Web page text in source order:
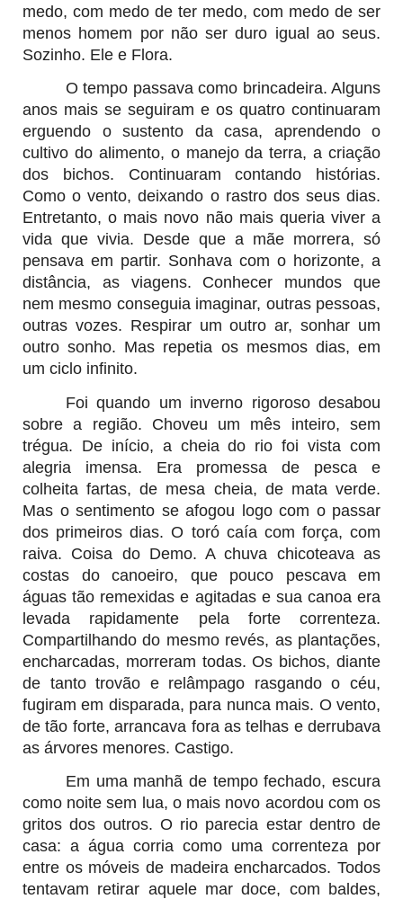
medo, com medo de ter medo, com medo de ser
menos homem por não ser duro igual ao seus.
Sozinho. Ele e Flora.
O tempo passava como brincadeira. Alguns
anos mais se seguiram e os quatro continuaram
erguendo o sustento da casa, aprendendo o
cultivo do alimento, o manejo da terra, a criação
dos bichos. Continuaram contando histórias.
Como o vento, deixando o rastro dos seus dias.
Entretanto, o mais novo não mais queria viver a
vida que vivia. Desde que a mãe morrera, só
pensava em partir. Sonhava com o horizonte, a
distância, as viagens. Conhecer mundos que
nem mesmo conseguia imaginar, outras pessoas,
outras vozes. Respirar um outro ar, sonhar um
outro sonho. Mas repetia os mesmos dias, em
um ciclo infinito.
Foi quando um inverno rigoroso desabou
sobre a região. Choveu um mês inteiro, sem
trégua. De início, a cheia do rio foi vista com
alegria imensa. Era promessa de pesca e
colheita fartas, de mesa cheia, de mata verde.
Mas o sentimento se afogou logo com o passar
dos primeiros dias. O toró caía com força, com
raiva. Coisa do Demo. A chuva chicoteava as
costas do canoeiro, que pouco pescava em
águas tão remexidas e agitadas e sua canoa era
levada rapidamente pela forte correnteza.
Compartilhando do mesmo revés, as plantações,
encharcadas, morreram todas. Os bichos, diante
de tanto trovão e relâmpago rasgando o céu,
fugiram em disparada, para nunca mais. O vento,
de tão forte, arrancava fora as telhas e derrubava
as árvores menores. Castigo.
Em uma manhã de tempo fechado, escura
como noite sem lua, o mais novo acordou com os
gritos dos outros. O rio parecia estar dentro de
casa: a água corria como uma correnteza por
entre os móveis de madeira encharcados. Todos
tentavam retirar aquele mar doce, com baldes,